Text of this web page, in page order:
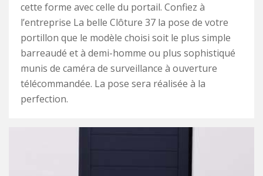
cette forme avec celle du portail. Confiez à
l’entreprise La belle Clôture 37 la pose de votre
portillon que le modèle choisi soit le plus simple
barreaudé et à demi-homme ou plus sophistiqué
munis de caméra de surveillance à ouverture
télécommandée. La pose sera réalisée à la
perfection.